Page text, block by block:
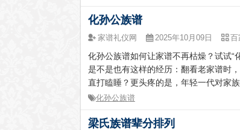
化孙公族谱
家谱礼仪网 2025年10月09日 百
化孙公族谱如何让家谱不再枯燥？试试
是不是也有这样的经历：翻看老家谱时
直打瞌睡？更头疼的是，年轻一代对家
化孙公族谱
梁氏族谱辈分排列